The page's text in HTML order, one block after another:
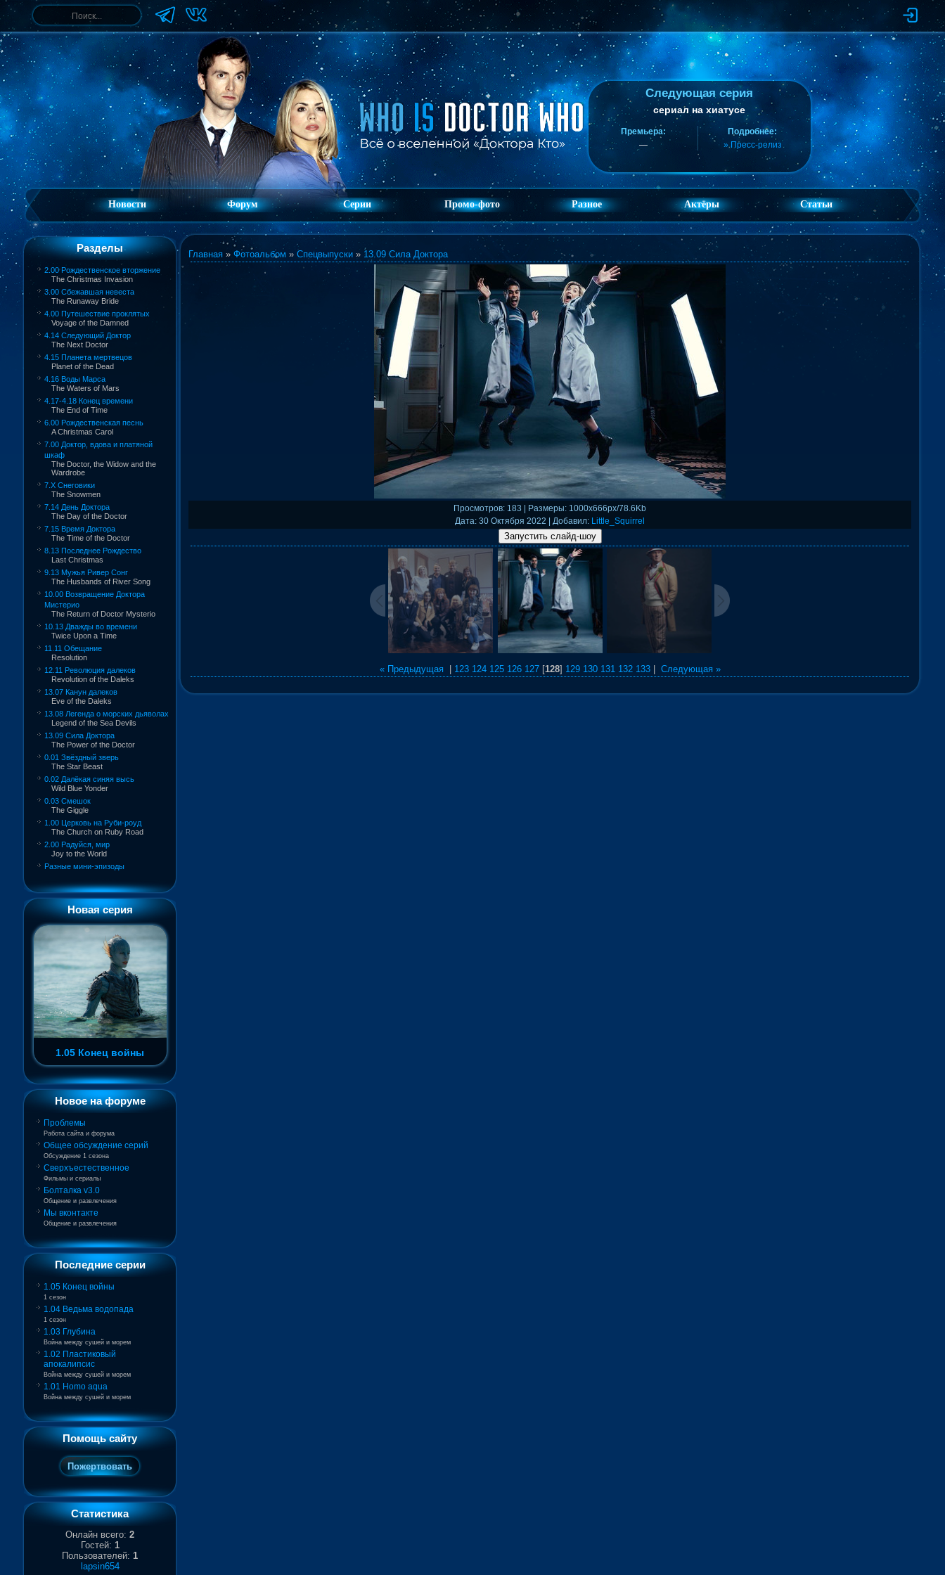
Следующая серия
сериал на хиатусе
Премьера:
—
Подробнее:
» Пресс-релиз
Новости Форум Серии Промо-фото Разное Актёры Статьи
Разделы
2.00 Рождественское вторжение
The Christmas Invasion
3.00 Сбежавшая невеста
The Runaway Bride
4.00 Путешествие проклятых
Voyage of the Damned
4.14 Следующий Доктор
The Next Doctor
4.15 Планета мертвецов
Planet of the Dead
4.16 Воды Марса
The Waters of Mars
4.17-4.18 Конец времени
The End of Time
6.00 Рождественская песнь
A Christmas Carol
7.00 Доктор, вдова и платяной
шкаф
The Doctor, the Widow and the
Wardrobe
7.X Снеговики
The Snowmen
7.14 День Доктора
The Day of the Doctor
7.15 Время Доктора
The Time of the Doctor
8.13 Последнее Рождество
Last Christmas
9.13 Мужья Ривер Сонг
The Husbands of River Song
10.00 Возвращение Доктора
Мистерио
The Return of Doctor Mysterio
10.13 Дважды во времени
Twice Upon a Time
11.11 Обещание
Resolution
12.11 Революция далеков
Revolution of the Daleks
13.07 Канун далеков
Eve of the Daleks
13.08 Легенда о морских дьяволах
Legend of the Sea Devils
13.09 Сила Доктора
The Power of the Doctor
0.01 Звёздный зверь
The Star Beast
0.02 Далёкая синяя высь
Wild Blue Yonder
0.03 Смешок
The Giggle
1.00 Церковь на Руби-роуд
The Church on Ruby Road
2.00 Радуйся, мир
Joy to the World
Разные мини-эпизоды
Новая серия
1.05 Конец войны
Новое на форуме
Проблемы
Работа сайта и форума
Общее обсуждение серий
Обсуждение 1 сезона
Сверхъестественное
Фильмы и сериалы
Болталка v3.0
Общение и развлечения
Мы вконтакте
Общение и развлечения
Последние серии
1.05 Конец войны
1 сезон
1.04 Ведьма водопада
1 сезон
1.03 Глубина
Война между сушей и морем
1.02 Пластиковый
апокалипсис
Война между сушей и морем
1.01 Homo aqua
Война между сушей и морем
Помощь сайту
Статистика
Онлайн всего: 2
Гостей: 1
Пользователей: 1
lapsin654
Главная » Фотоальбом » Спецвыпуски » 13.09 Сила Доктора
Просмотров: 183 | Размеры: 1000x666px/78.6Kb
Дата: 30 Октября 2022 | Добавил: Little_Squirrel
« Предыдущая| 123 124 125 126 127[128] 129 130 131 132 133| Следующая »